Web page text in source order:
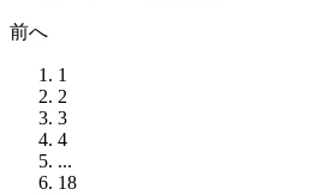
前へ
1
2
3
4
...
18